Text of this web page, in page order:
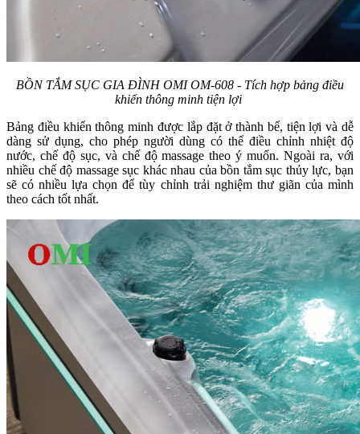
BỒN TẮM SỤC GIA ĐÌNH OMI OM-608 - Tích hợp bảng điều
khiển thông minh tiện lợi
Bảng điều khiển thông minh được lắp đặt ở thành bể, tiện lợi và dễ
dàng sử dụng, cho phép người dùng có thể điều chỉnh nhiệt độ
nước, chế độ sục, và chế độ massage theo ý muốn. Ngoài ra, với
nhiều chế độ massage sục khác nhau của bồn tắm sục thủy lực, bạn
sẽ có nhiều lựa chọn để tùy chỉnh trải nghiệm thư giãn của mình
theo cách tốt nhất.